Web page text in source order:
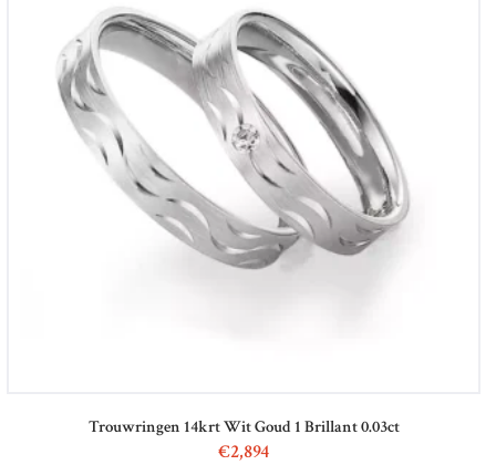
Trouwringen 14krt Wit Goud 1 Brillant 0.03ct
€2,894